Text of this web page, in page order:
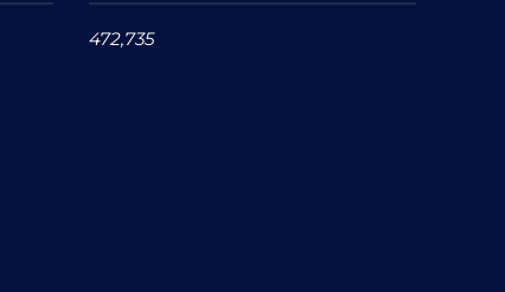
472,735